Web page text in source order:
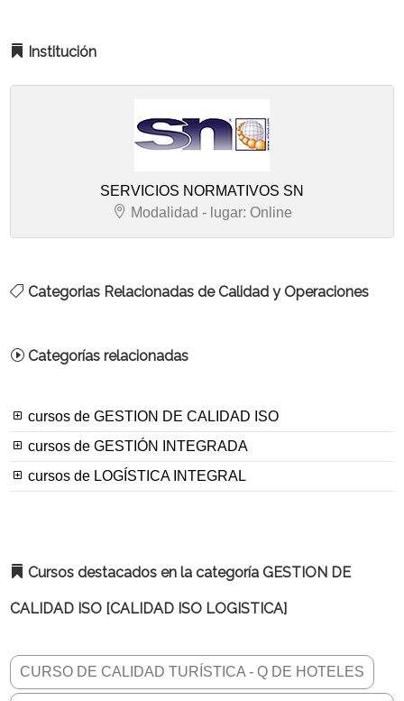
Institución
SERVICIOS NORMATIVOS SN
Modalidad - lugar: Online
Categorias Relacionadas de Calidad y Operaciones
Categorías relacionadas
cursos de GESTION DE CALIDAD ISO
cursos de GESTIÓN INTEGRADA
cursos de LOGÍSTICA INTEGRAL
Cursos destacados en la categoría GESTION DE
CALIDAD ISO [CALIDAD ISO LOGISTICA]
CURSO DE CALIDAD TURÍSTICA - Q DE HOTELES